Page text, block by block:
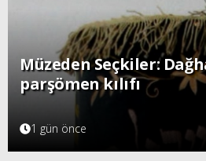
Müzeden Seçkiler:
parşömen kılıfı
1 gün önce